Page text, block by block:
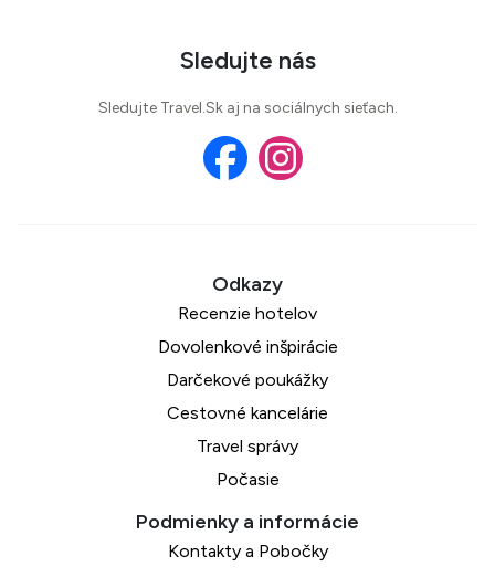
Sledujte nás
Sledujte Travel.Sk aj na sociálnych sieťach.
Recenzie hotelov
Dovolenkové inšpirácie
Darčekové poukážky
Cestovné kancelárie
Travel správy
Počasie
Kontakty a Pobočky